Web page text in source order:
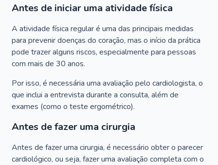
Antes de iniciar uma atividade física
A atividade física regular é uma das principais medidas
para prevenir doenças do coração, mas o início da prática
pode trazer alguns riscos, especialmente para pessoas
com mais de 30 anos.
Por isso, é necessária uma avaliação pelo cardiologista, o
que inclui a entrevista durante a consulta, além de
exames (como o teste ergométrico).
Antes de fazer uma cirurgia
Antes de fazer uma cirurgia, é necessário obter o parecer
cardiológico, ou seja, fazer uma avaliação completa com o